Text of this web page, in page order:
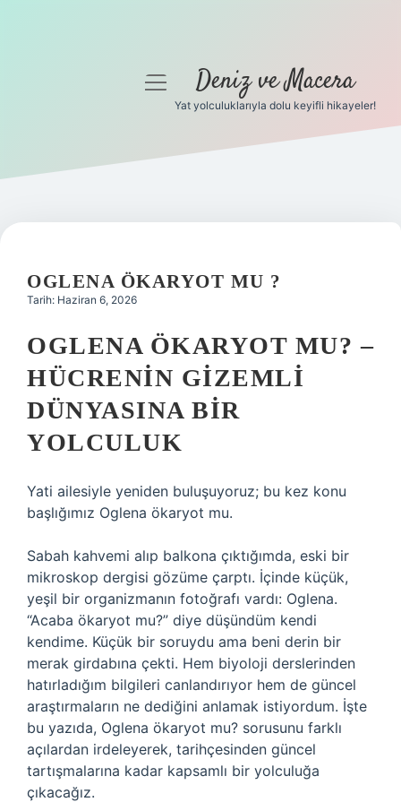
Gizlilik Politikası
Yasal Uyarı
menüyüDeniz ve Macera
Yat yolculuklarıyla dolu keyifli hikayeler!
OGLENA ÖKARYOT MU ?
Tarih: Haziran 6, 2026
OGLENA ÖKARYOT MU? –
HÜCRENIN GIZEMLI
DÜNYASINA BIR
YOLCULUK
Yati ailesiyle yeniden buluşuyoruz; bu kez konu
başlığımız Oglena ökaryot mu.
Sabah kahvemi alıp balkona çıktığımda, eski bir
mikroskop dergisi gözüme çarptı. İçinde küçük,
yeşil bir organizmanın fotoğrafı vardı: Oglena.
“Acaba ökaryot mu?” diye düşündüm kendi
kendime. Küçük bir soruydu ama beni derin bir
merak girdabına çekti. Hem biyoloji derslerinden
hatırladığım bilgileri canlandırıyor hem de güncel
araştırmaların ne dediğini anlamak istiyordum. İşte
bu yazıda, Oglena ökaryot mu? sorusunu farklı
açılardan irdeleyerek, tarihçesinden güncel
tartışmalarına kadar kapsamlı bir yolculuğa
çıkacağız.